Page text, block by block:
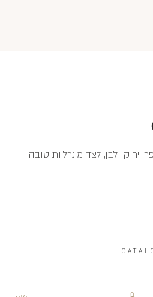
ירוק ולבן, לצד מינרליות טובה